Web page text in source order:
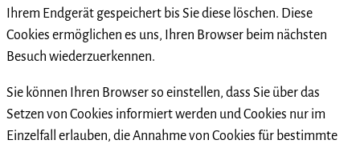
Ihrem Endgerät gespeichert bis Sie diese löschen. Diese
Cookies ermöglichen es uns, Ihren Browser beim nächsten
Besuch wiederzuerkennen.
Sie können Ihren Browser so einstellen, dass Sie über das
Setzen von Cookies informiert werden und Cookies nur im
Einzelfall erlauben, die Annahme von Cookies für bestimmte